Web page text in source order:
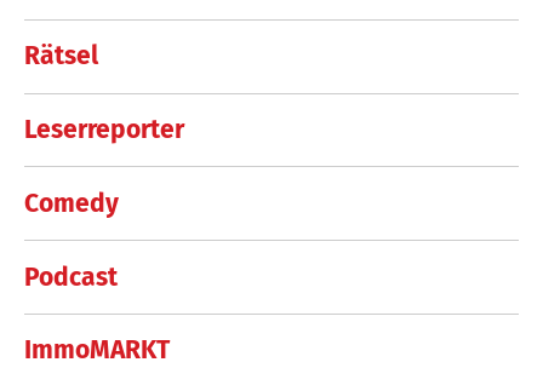
Rätsel
Leserreporter
Comedy
Podcast
ImmoMARKT